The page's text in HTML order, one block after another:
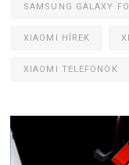
SAMSUNG GALAXY
XIAOMI HÍREK
XIAOMI TELEFONOK